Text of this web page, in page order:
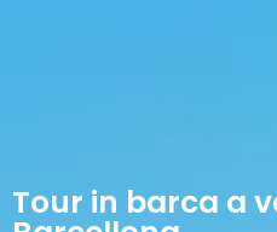
Tour in barca a